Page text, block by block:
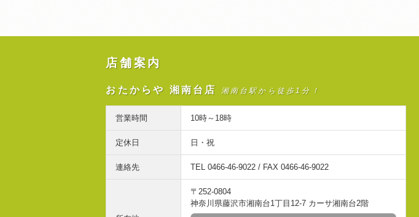
店舗案内
おたからや 湘南台店 湘南台駅から徒歩1分！
営業時間 10時～18時
定休日 日・祝
連絡先 TEL 0466-46-9022 / FAX 0466-46-9022
〒252-0804
神奈川県藤沢市湘南台1丁目12-7 カーサ湘南台2階